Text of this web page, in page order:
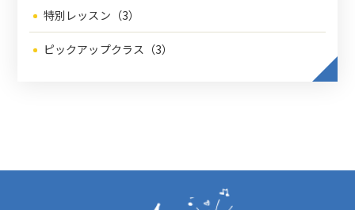
特別レッスン（3）
ピックアップクラス（3）